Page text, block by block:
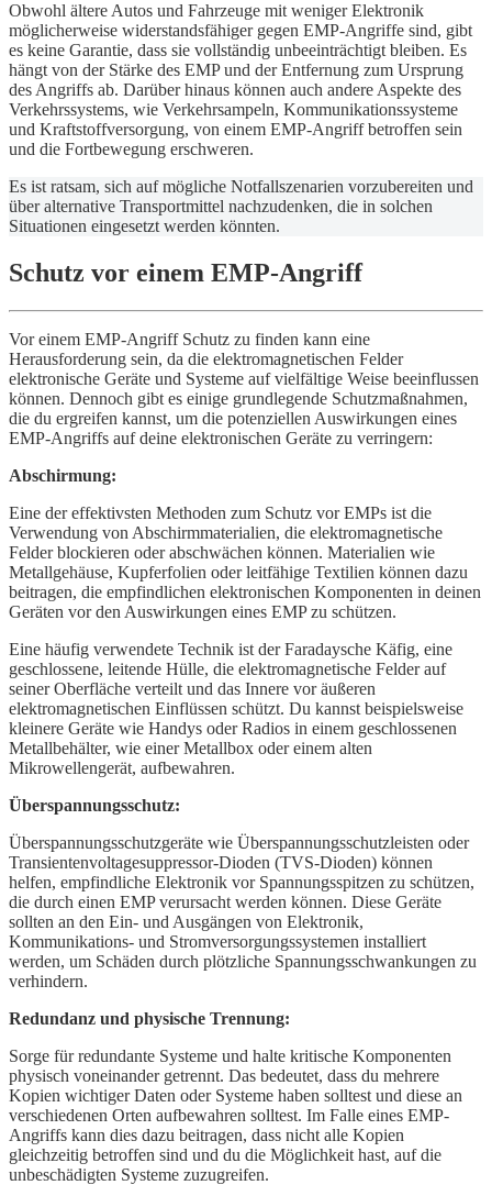
Obwohl ältere Autos und Fahrzeuge mit weniger Elektronik
möglicherweise widerstandsfähiger gegen EMP-Angriffe sind, gibt
es keine Garantie, dass sie vollständig unbeeinträchtigt bleiben. Es
hängt von der Stärke des EMP und der Entfernung zum Ursprung
des Angriffs ab. Darüber hinaus können auch andere Aspekte des
Verkehrssystems, wie Verkehrsampeln, Kommunikationssysteme
und Kraftstoffversorgung, von einem EMP-Angriff betroffen sein
und die Fortbewegung erschweren.
Es ist ratsam, sich auf mögliche Notfallszenarien vorzubereiten und
über alternative Transportmittel nachzudenken, die in solchen
Situationen eingesetzt werden könnten.
Schutz vor einem EMP-Angriff
Vor einem EMP-Angriff Schutz zu finden kann eine
Herausforderung sein, da die elektromagnetischen Felder
elektronische Geräte und Systeme auf vielfältige Weise beeinflussen
können. Dennoch gibt es einige grundlegende Schutzmaßnahmen,
die du ergreifen kannst, um die potenziellen Auswirkungen eines
EMP-Angriffs auf deine elektronischen Geräte zu verringern:
Abschirmung:
Eine der effektivsten Methoden zum Schutz vor EMPs ist die
Verwendung von Abschirmmaterialien, die elektromagnetische
Felder blockieren oder abschwächen können. Materialien wie
Metallgehäuse, Kupferfolien oder leitfähige Textilien können dazu
beitragen, die empfindlichen elektronischen Komponenten in deinen
Geräten vor den Auswirkungen eines EMP zu schützen.
Eine häufig verwendete Technik ist der Faradaysche Käfig, eine
geschlossene, leitende Hülle, die elektromagnetische Felder auf
seiner Oberfläche verteilt und das Innere vor äußeren
elektromagnetischen Einflüssen schützt. Du kannst beispielsweise
kleinere Geräte wie Handys oder Radios in einem geschlossenen
Metallbehälter, wie einer Metallbox oder einem alten
Mikrowellengerät, aufbewahren.
Überspannungsschutz:
Überspannungsschutzgeräte wie Überspannungsschutzleisten oder
Transientenvoltagesuppressor-Dioden (TVS-Dioden) können
helfen, empfindliche Elektronik vor Spannungsspitzen zu schützen,
die durch einen EMP verursacht werden können. Diese Geräte
sollten an den Ein- und Ausgängen von Elektronik,
Kommunikations- und Stromversorgungssystemen installiert
werden, um Schäden durch plötzliche Spannungsschwankungen zu
verhindern.
Redundanz und physische Trennung:
Sorge für redundante Systeme und halte kritische Komponenten
physisch voneinander getrennt. Das bedeutet, dass du mehrere
Kopien wichtiger Daten oder Systeme haben solltest und diese an
verschiedenen Orten aufbewahren solltest. Im Falle eines EMP-
Angriffs kann dies dazu beitragen, dass nicht alle Kopien
gleichzeitig betroffen sind und du die Möglichkeit hast, auf die
unbeschädigten Systeme zuzugreifen.